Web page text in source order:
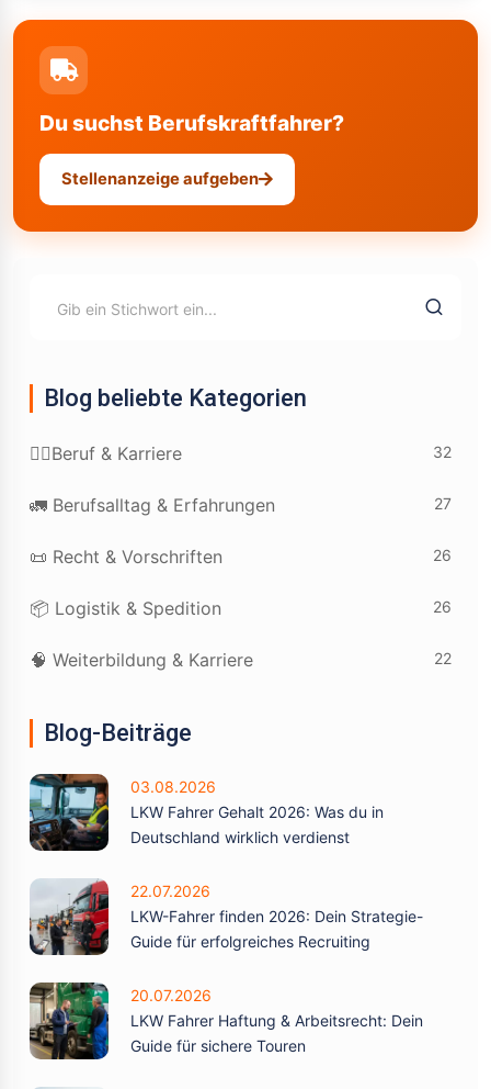
Du suchst Berufskraftfahrer?
Stellenanzeige aufgeben
Blog beliebte Kategorien
👷‍♂️Beruf & Karriere 32
🚛 Berufsalltag & Erfahrungen 27
📜 Recht & Vorschriften 26
📦 Logistik & Spedition 26
🧠 Weiterbildung & Karriere 22
Blog-Beiträge
03.08.2026
LKW Fahrer Gehalt 2026: Was du in
Deutschland wirklich verdienst
22.07.2026
LKW-Fahrer finden 2026: Dein Strategie-
Guide für erfolgreiches Recruiting
20.07.2026
LKW Fahrer Haftung & Arbeitsrecht: Dein
Guide für sichere Touren